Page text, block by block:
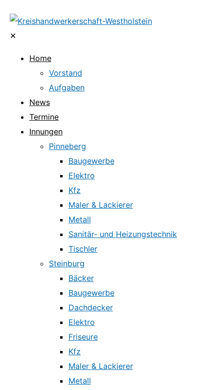
✕
Home
Vorstand
Aufgaben
News
Termine
Innungen
Pinneberg
Baugewerbe
Elektro
Kfz
Maler & Lackierer
Metall
Sanitär- und Heizungstechnik
Tischler
Steinburg
Bäcker
Baugewerbe
Dachdecker
Elektro
Friseure
Kfz
Maler & Lackierer
Metall